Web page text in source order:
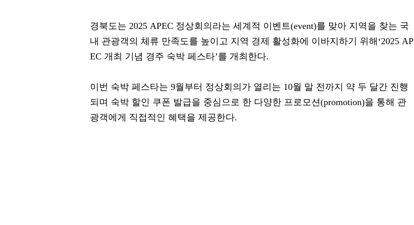
경북도는 2025 APEC 정상회의라는 세계적 이벤트(event)를 맞아 지역을 찾는 국
내 관광객의 체류 만족도를 높이고 지역 경제 활성화에 이바지하기 위해‘2025 AP
EC 개최 기념 경주 숙박 페스타’를 개최한다.
이번 숙박 페스타는 9월부터 정상회의가 열리는 10월 말 전까지 약 두 달간 진행
되며 숙박 할인 쿠폰 발급을 중심으로 한 다양한 프로모션(promotion)을 통해 관
광객에게 직접적인 혜택을 제공한다.